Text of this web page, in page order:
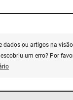
dados ou artigos na
um erro? Por